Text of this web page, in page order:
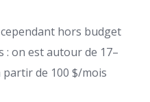
hors budget
: on est autour de 17–
de 100 $/mois